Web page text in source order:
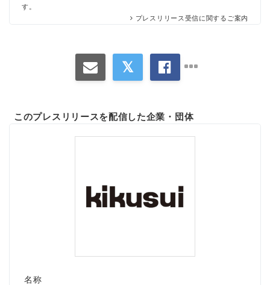
す。
プレスリリース受信に関するご案内
このプレスリリースを配信した企業・団体
名称